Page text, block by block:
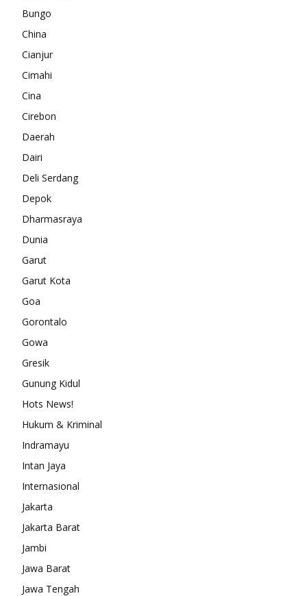
Bungo
China
Cianjur
Cimahi
Cina
Cirebon
Daerah
Dairi
Deli Serdang
Depok
Dharmasraya
Dunia
Garut
Garut Kota
Goa
Gorontalo
Gowa
Gresik
Gunung Kidul
Hots News!
Hukum & Kriminal
Indramayu
Intan Jaya
Internasional
Jakarta
Jakarta Barat
Jambi
Jawa Barat
Jawa Tengah